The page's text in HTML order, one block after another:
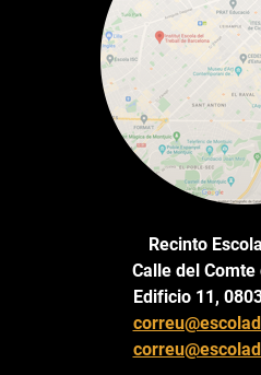
Recinto
Calle del
Edificio 11,